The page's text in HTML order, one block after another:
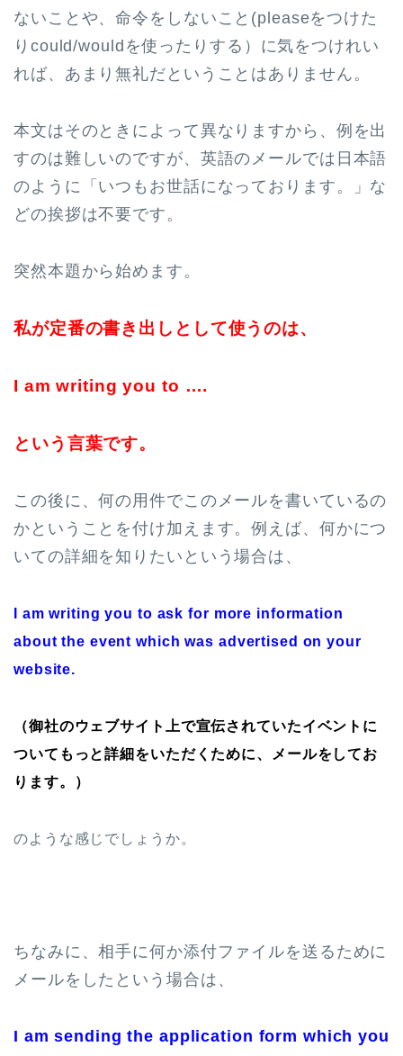
ないことや、命令をしないこと(pleaseをつけた
りcould/wouldを使ったりする）に気をつけれい
れば、あまり無礼だということはありません。
本文はそのときによって異なりますから、例を出
すのは難しいのですが、英語のメールでは日本語
のように「いつもお世話になっております。」な
どの挨拶は不要です。
突然本題から始めます。
私が定番の書き出しとして使うのは、
I am writing you to ….
という言葉です。
この後に、何の用件でこのメールを書いているの
かということを付け加えます。例えば、何かにつ
いての詳細を知りたいという場合は、
I am writing you to ask for more information
about the event which was advertised on your
website.
（御社のウェブサイト上で宣伝されていたイベントに
ついてもっと詳細をいただくために、メールをしてお
ります。）
のような感じでしょうか。
ちなみに、相手に何か添付ファイルを送るために
メールをしたという場合は、
I am sending the application form which you